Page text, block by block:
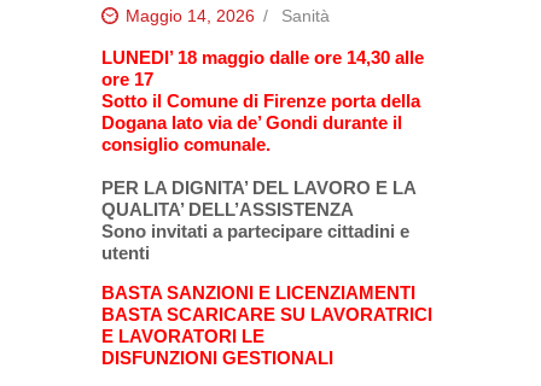
Maggio 14, 2026 Sanità
LUNEDI’ 18 maggio dalle ore 14,30 alle
ore 17
Sotto il Comune di Firenze porta della
Dogana lato via de’ Gondi durante il
consiglio comunale.
PER LA DIGNITA’ DEL LAVORO E LA
QUALITA’ DELL’ASSISTENZA
Sono invitati a partecipare cittadini e
utenti
BASTA SANZIONI E LICENZIAMENTI
BASTA SCARICARE SU LAVORATRICI
E LAVORATORI LE
DISFUNZIONI GESTIONALI